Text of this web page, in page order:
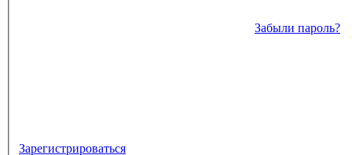
Забыли пароль?
Зарегистрироваться